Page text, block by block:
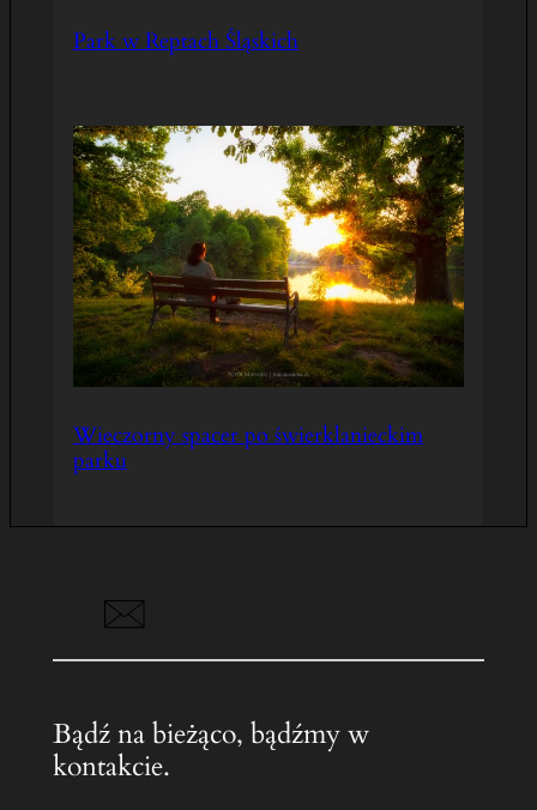
Park w Reptach Śląskich
Wieczorny spacer po świerklanieckim
parku
Bądź na bieżąco, bądźmy w
kontakcie.